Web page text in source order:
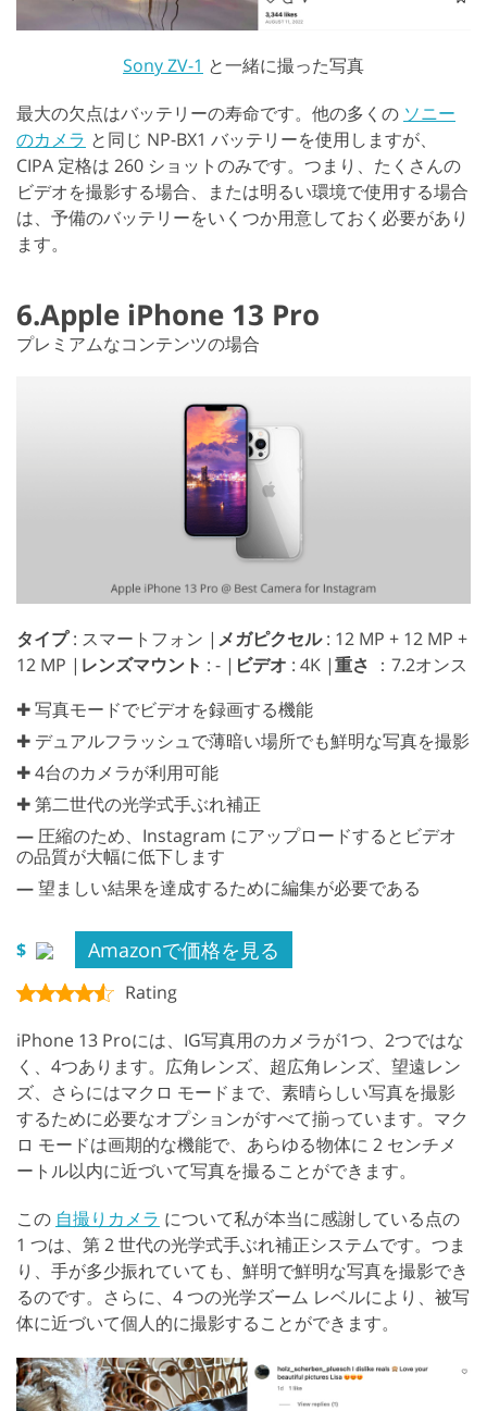
Sony ZV-1 と一緒に撮った写真
最大の欠点はバッテリーの寿命です。他の多くの ソニー
のカメラ と同じ NP-BX1 バッテリーを使用しますが、
CIPA 定格は 260 ショットのみです。つまり、たくさんの
ビデオを撮影する場合、または明るい環境で使用する場合
は、予備のバッテリーをいくつか用意しておく必要があり
ます。
6.Apple iPhone 13 Pro
プレミアムなコンテンツの場合
タイプ: スマートフォン | メガピクセル: 12 MP + 12 MP +
12 MP | レンズマウント : - | ビデオ : 4K |重さ ：7.2オンス
✚ 写真モードでビデオを録画する機能
✚ デュアルフラッシュで薄暗い場所でも鮮明な写真を撮影
✚ 4台のカメラが利用可能
✚ 第二世代の光学式手ぶれ補正
— 圧縮のため、Instagram にアップロードするとビデオ
の品質が大幅に低下します
—望ましい結果を達成するために編集が必要である
$ Amazonで価格を見る
Rating
iPhone 13 Proには、IG写真用のカメラが1つ、2つではな
く、4つあります。広角レンズ、超広角レンズ、望遠レン
ズ、さらにはマクロ モードまで、素晴らしい写真を撮影
するために必要なオプションがすべて揃っています。マク
ロ モードは画期的な機能で、あらゆる物体に 2 センチメ
ートル以内に近づいて写真を撮ることができます。
この 自撮りカメラ について私が本当に感謝している点の
1 つは、第 2 世代の光学式手ぶれ補正システムです。つま
り、手が多少振れていても、鮮明で鮮明な写真を撮影でき
るのです。さらに、4 つの光学ズーム レベルにより、被写
体に近づいて個人的に撮影することができます。